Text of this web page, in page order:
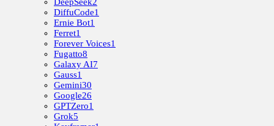
DiffuCode1
Ernie Bot1
Ferret1
Forever Voices1
Fugatto8
Galaxy AI7
Gauss1
Gemini30
Google26
GPTZero1
Grok5